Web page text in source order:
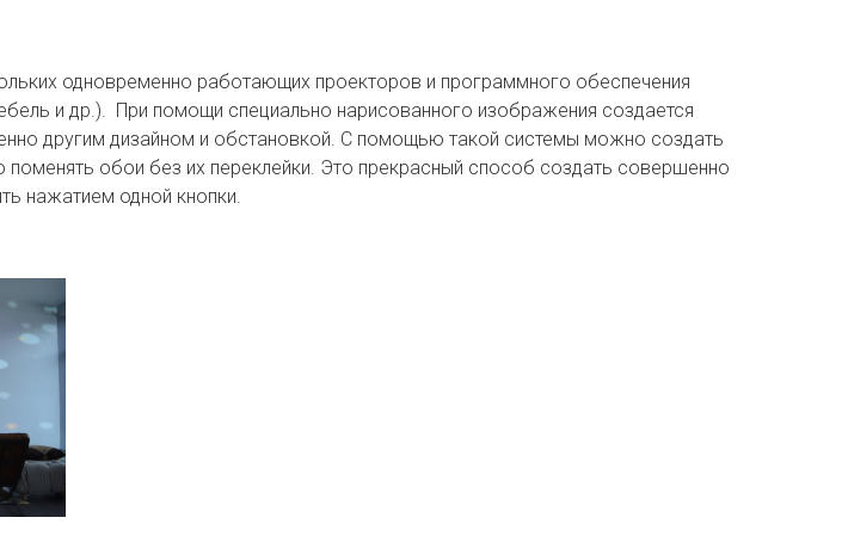
одновременно работающих проекторов и программного обеспечения
и др.). При помощи специально нарисованного изображения создается
другим дизайном и обстановкой. С помощью такой системы можно создать
обои без их переклейки. Это прекрасный способ создать совершенно
нажатием одной кнопки.